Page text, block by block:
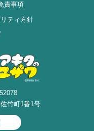
責事項
ティ方針
竹町1番1号